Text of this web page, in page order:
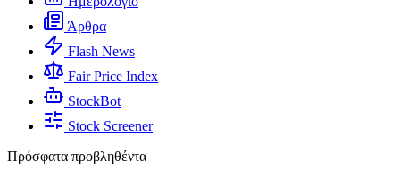
Άρθρα
Flash News
Fair Price Index
StockBot
Stock Screener
Πρόσφατα προβληθέντα